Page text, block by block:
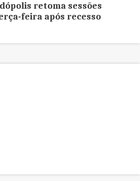
retoma sessões
feira após recesso